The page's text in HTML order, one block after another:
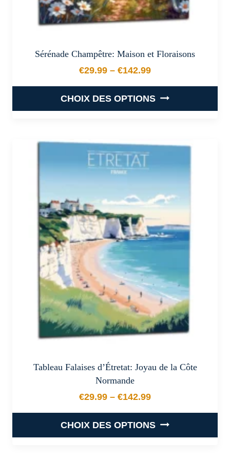
Sérénade Champêtre: Maison et Floraisons
€29.99 – €142.99
Plage de prix : €29.99 à
CHOIX DES OPTIONS
a
plusieurs
variations.
options
peuvent
être
choisies
sur
la
page
du
produit
Tableau Falaises d’Étretat: Joyau de la Côte
Normande
€29.99 – €142.99
Plage de prix : €29.99 à
CHOIX DES OPTIONS